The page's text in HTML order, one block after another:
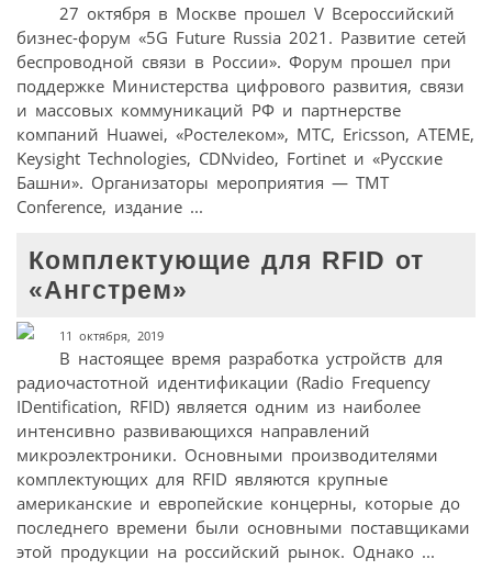
27 октября в Москве прошел V Всероссийский
бизнес-форум «5G Future Russia 2021. Развитие сетей
беспроводной связи в России». Форум прошел при
поддержке Министерства цифрового развития, связи
и массовых коммуникаций РФ и партнерстве
компаний Huawei, «Ростелеком», МТС, Ericsson, ATEME,
Keysight Technologies, CDNvideo, Fortinet и «Русские
Башни». Организаторы мероприятия — TMT
Conference, издание ...
Комплектующие для RFID от
«Ангстрем»
11 октября, 2019
В настоящее время разработка устройств для
радиочастотной идентификации (Radio Frequency
IDentification, RFID) является одним из наиболее
интенсивно развивающихся направлений
микроэлектроники. Основными производителями
комплектующих для RFID являются крупные
американские и европейские концерны, которые до
последнего времени были основными поставщиками
этой продукции на российский рынок. Однако ...